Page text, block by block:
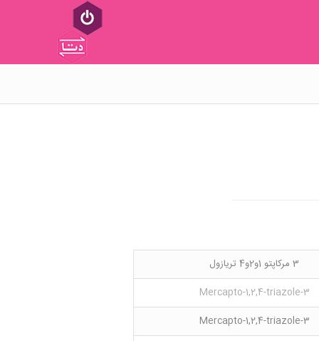
3 مرکاپتو 1و2و4 تریازول
3-Mercapto-1,2,4-triazole
3-Mercapto-1,2,4-triazole